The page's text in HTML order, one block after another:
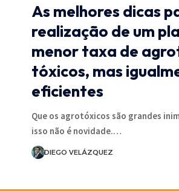
As melhores dicas
realização de um
menor taxa de
tóxicos, mas
eficientes
Que os agrotóxicos são grandes
isso não é novidade.…
DIEGO VELÁZQUEZ